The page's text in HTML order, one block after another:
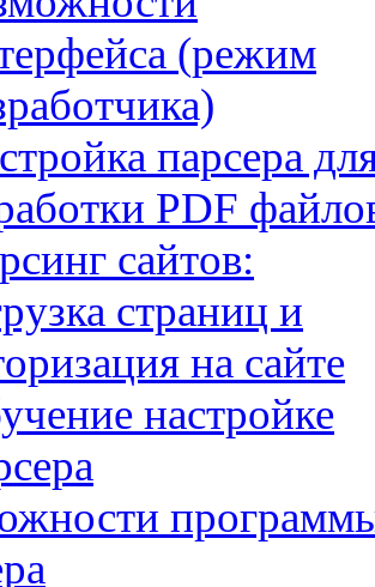
(режим
парсера
PDF
сайтов:
страниц и
на сайте
настройке